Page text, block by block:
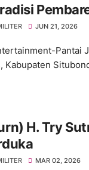
JUN 21, 2026
Pantai
Kabupaten
H. Try
MAR 02, 2026